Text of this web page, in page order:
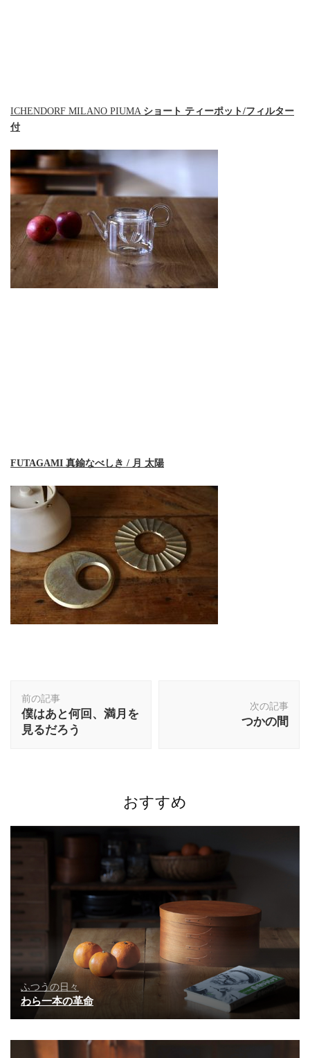
ICHENDORF MILANO PIUMA ショート ティーポット/フィルター
付
FUTAGAMI 真鍮なべしき / 月 太陽
稿
ナ
ビ
前の記事
僕はあと何回、満月を
見るだろう
次の記事
つかの間
おすすめ
ふつうの日々
わら一本の革命